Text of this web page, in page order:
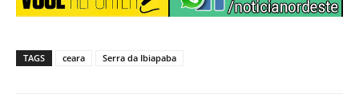
TAGS ceara Serra da Ibiapaba